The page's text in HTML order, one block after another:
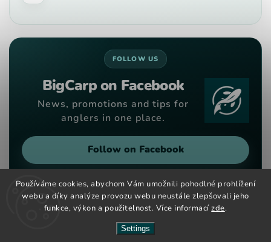
Používáme cookies, abychom Vám umožnili pohodlné prohlížení
webu a díky analýze provozu webu neustále zlepšovali jeho
funkce, výkon a použitelnost. Více informacízde.
Settings
FOLLOW US
BigCarp on Facebook
News, promotions and tips for
anglers in one place.
Follow on Facebook
Copyright 2026Big Carp. All rights reserved.
Shoptet| Design